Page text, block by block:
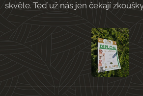
skvěle. Teď už nás jen čekají